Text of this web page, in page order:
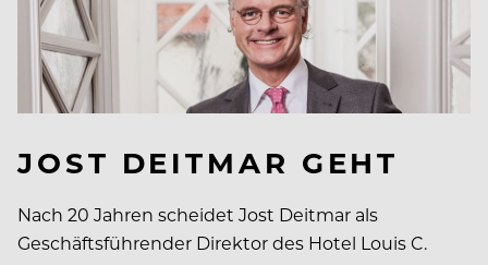
JOST DEITMAR GEHT
Nach 20 Jahren scheidet Jost Deitmar als
Geschäftsführender Direktor des Hotel Louis C.